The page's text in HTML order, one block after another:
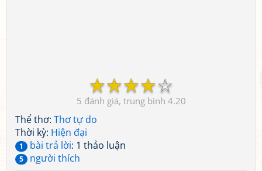
☆
☆
☆
☆
☆
5 4.20
Thể thơ: Thơ tự do
Thời kỳ: Hiện đại
1 bài trả lời: 1 thảo luận
5
người thích